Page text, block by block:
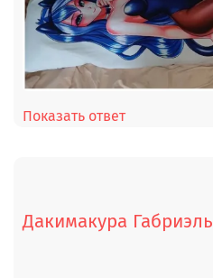
Показать ответ
Дакимакура Габриэль